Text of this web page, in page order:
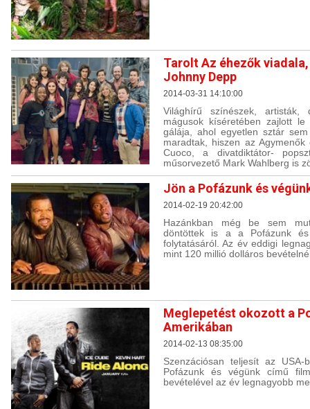
Tarolt Az éhezők
Johnny Depp
2014-03-31 14:10:00
Világhírű színészek,
mágusok kíséretében zajlott
gálája, ahol egyetlen sztár
maradtak, hiszen az
Cuoco, a divatdiktátor-
műsorvezető Mark Wahlberg is
Jön a Pofázunk és
2014-02-19 20:42:00
Hazánkban még be sem
döntöttek is a a Pofázunk
folytatásáról. Az év eddigi
mint 120 millió dolláros
Meglepetést okozott a
Amerikában
2014-02-13 08:35:00
Szenzációsan teljesít az
Pofázunk és végünk című
bevételével az év legnagyobb